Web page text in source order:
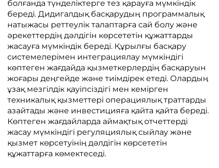
болғанда түнделіктерге тез қарауға мүмкіндік
береді. Дидигалдық басқарудың программалық
натыжасы реттеулік талаптарға сай болу және
әрекеттердің дәлдігін көрсететін құжаттарды
жасауға мүмкіндік береді. Құрылғы басқару
системелерімен интеграциялау мүмкіндігі
көптеген жағдайда қызметкерлердің басқаруын
жоғары деңгейде және тиімдірек етеді. Олардың
ұзақ мезгілдік қауіпсіздігі мен кемірген
техникалық қызметтері операциялық траттарды
азайтады және инвестицияға қайта қайта береді.
Көптеген жағдайларда аймақтық отчеттерді
жасау мүмкіндігі регуляциялық сыйлау және
қызмет көрсетуінің дәлдігін көрсететін
құжаттарға көмектеседі.